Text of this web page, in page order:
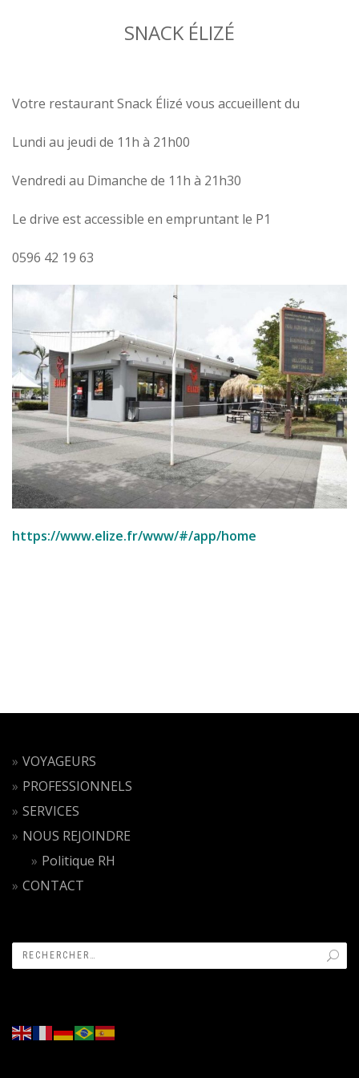
SNACK ÉLIZÉ
Votre restaurant Snack Élizé vous accueillent du
Lundi au jeudi de 11h à 21h00
Vendredi au Dimanche de 11h à 21h30
Le drive est accessible en empruntant le P1
0596 42 19 63
https://www.elize.fr/www/#/app/home
VOYAGEURS
PROFESSIONNELS
SERVICES
NOUS REJOINDRE
Politique RH
CONTACT